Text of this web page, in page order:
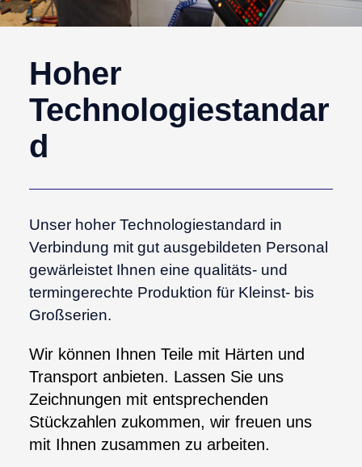
Hoher
Technologiestandar
d
Unser hoher Technologiestandard in
Verbindung mit gut ausgebildeten Personal
gewärleistet Ihnen eine qualitäts- und
termingerechte Produktion für Kleinst- bis
Großserien.
Wir können Ihnen Teile mit Härten und
Transport anbieten. Lassen Sie uns
Zeichnungen mit entsprechenden
Stückzahlen zukommen, wir freuen uns
mit Ihnen zusammen zu arbeiten.